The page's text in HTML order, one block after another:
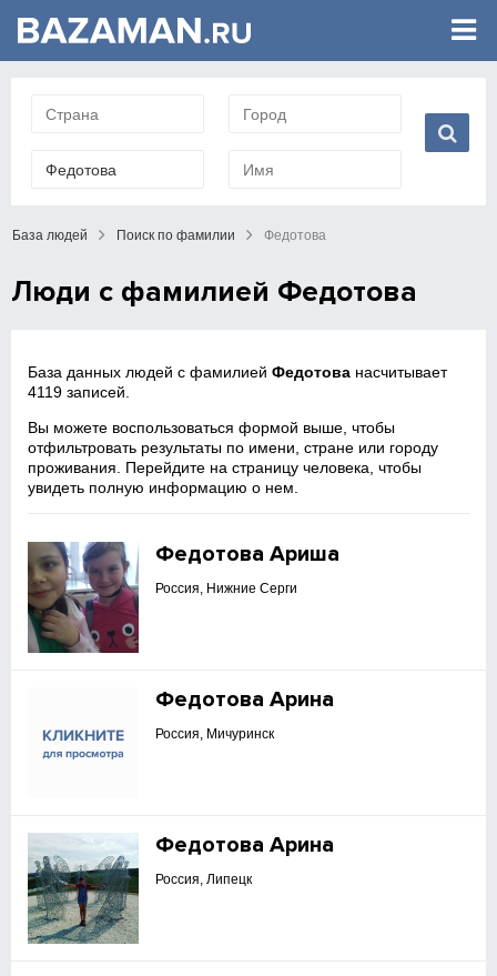
База людей Поиск по фамилии Федотова
Люди с фамилией Федотова
База данных людей с фамилиейФедотова насчитывает
4119 записей.
Вы можете воспользоваться формой выше, чтобы
отфильтровать результаты по имени, стране или городу
проживания. Перейдите на страницу человека, чтобы
увидеть полную информацию о нем.
Федотова Ариша
Россия, Нижние Серги
Федотова Арина
Россия, Мичуринск
Федотова Арина
Россия, Липецк